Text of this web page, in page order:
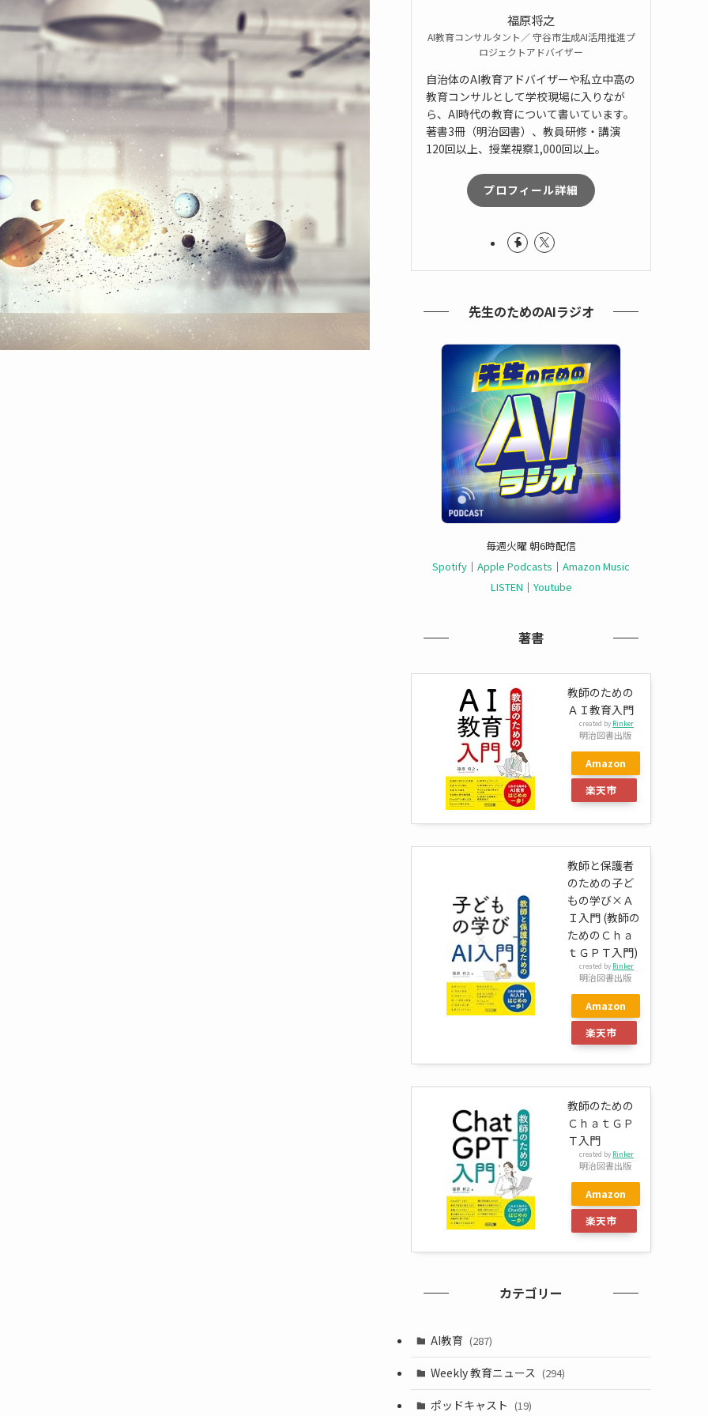
福原将之
AI教育コンサルタント／ 守谷市生成AI活用推進プ
ロジェクトアドバイザー
自治体のAI教育アドバイザーや私立中高の
教育コンサルとして学校現場に入りなが
ら、AI時代の教育について書いています。
著書3冊（明治図書）、教員研修・講演
120回以上、授業視察1,000回以上。
プロフィール詳細
先生のためのAIラジオ
毎週火曜 朝6時配信
Spotify ｜ Apple Podcasts ｜ Amazon Music
LISTEN ｜ Youtube
著書
教師のための
ＡＩ教育入門
created by Rinker
明治図書出版
Amazon
楽天市
教師と保護者
のための子ど
もの学び×Ａ
Ｉ入門 (教師の
ためのＣｈａ
ｔＧＰＴ入門)
created by Rinker
明治図書出版
Amazon
楽天市
教師のための
ＣｈａｔＧＰ
Ｔ入門
created by Rinker
明治図書出版
Amazon
楽天市
カテゴリー
AI教育 (287)
Weekly 教育ニュース (294)
ポッドキャスト (19)